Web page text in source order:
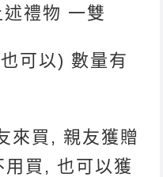
禮物 一雙
可以) 數量有
來買, 親友獲贈
買, 也可以獲